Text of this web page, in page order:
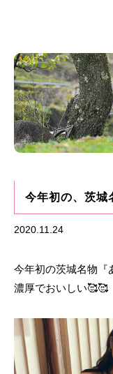
今年初の、茨城
2020.11.24
今年初の茨城名物『
濃厚でおいしい🥰🥰